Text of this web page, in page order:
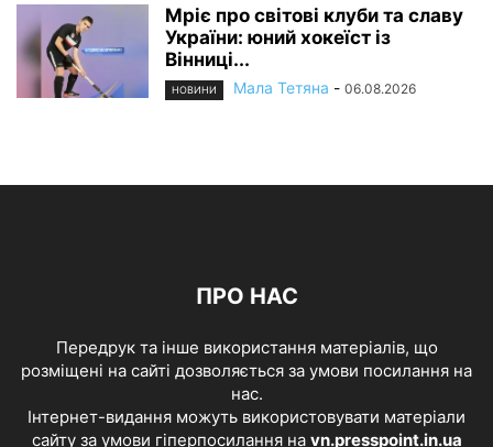
Мріє про світові клуби та славу
України: юний хокеїст із
Вінниці...
НОВИНИ Мала Тетяна - 06.08.2026
ПРО НАС
Передрук та інше використання матеріалів, що
розміщені на сайті дозволяється за умови посилання на
нас.
Інтернет-видання можуть використовувати матеріали
сайту за умови гіперпосилання на vn.presspoint.in.ua